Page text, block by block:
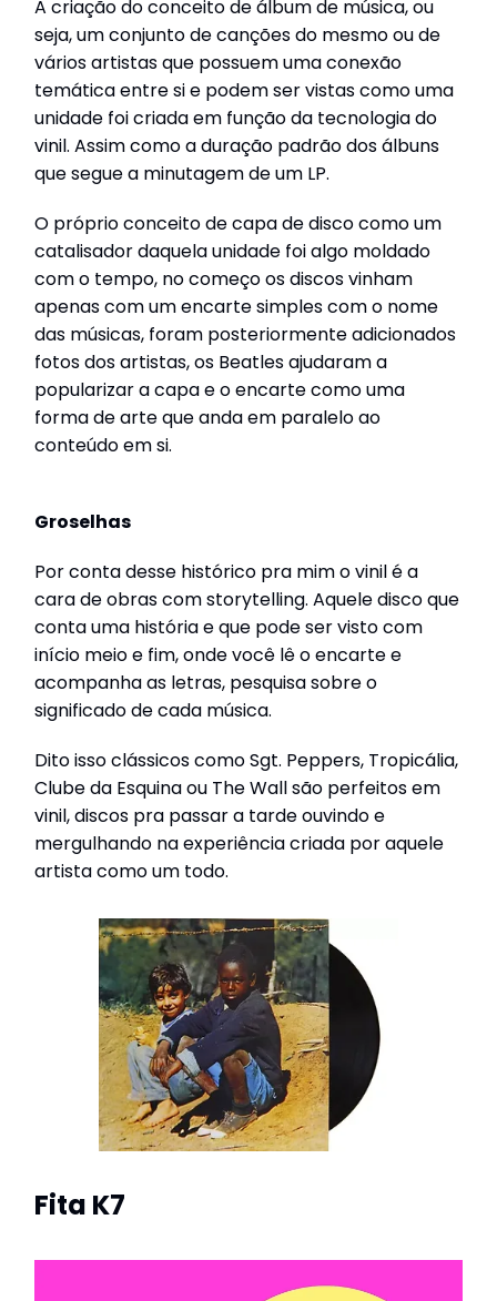
A criação do conceito de álbum de música, ou
seja, um conjunto de canções do mesmo ou de
vários artistas que possuem uma conexão
temática entre si e podem ser vistas como uma
unidade foi criada em função da tecnologia do
vinil. Assim como a duração padrão dos álbuns
que segue a minutagem de um LP.
O próprio conceito de capa de disco como um
catalisador daquela unidade foi algo moldado
com o tempo, no começo os discos vinham
apenas com um encarte simples com o nome
das músicas, foram posteriormente adicionados
fotos dos artistas, os Beatles ajudaram a
popularizar a capa e o encarte como uma
forma de arte que anda em paralelo ao
conteúdo em si.
Groselhas
Por conta desse histórico pra mim o vinil é a
cara de obras com storytelling. Aquele disco que
conta uma história e que pode ser visto com
início meio e fim, onde você lê o encarte e
acompanha as letras, pesquisa sobre o
significado de cada música.
Dito isso clássicos como Sgt. Peppers, Tropicália,
Clube da Esquina ou The Wall são perfeitos em
vinil, discos pra passar a tarde ouvindo e
mergulhando na experiência criada por aquele
artista como um todo.
Fita K7